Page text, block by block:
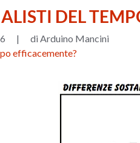
DEL
|
di Arduino Mancini
efficacemente?